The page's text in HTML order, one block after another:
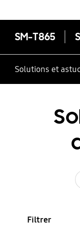
SM-T865
Solutions et
Filtrer